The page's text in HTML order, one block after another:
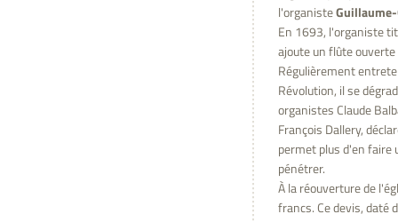
l'organiste
En 1693, l'organiste
ajoute un flûte
Régulièrement
Révolution, il se
organistes Claude
François Dallery,
permet plus d'en faire
pénétrer.
À la réouverture de
francs. Ce devis, daté